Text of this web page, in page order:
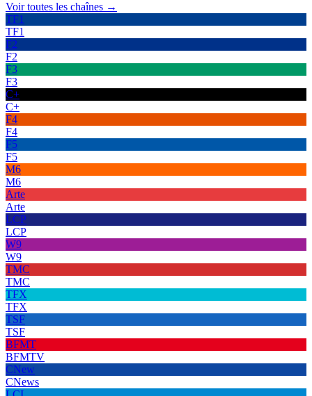
Voir toutes les chaînes →
TF1
TF1
F2
F2
F3
F3
C+
C+
F4
F4
F5
F5
M6
M6
Arte
Arte
LCP
LCP
W9
W9
TMC
TMC
TFX
TFX
TSF
TSF
BFMT
BFMTV
CNew
CNews